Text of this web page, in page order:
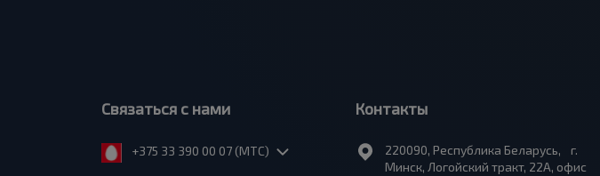
Связаться с нами
+375 33 390 00 07 (МТС)
Контакты
220090, Республика Беларусь, г.
Минск, Логойский тракт, 22А, офис